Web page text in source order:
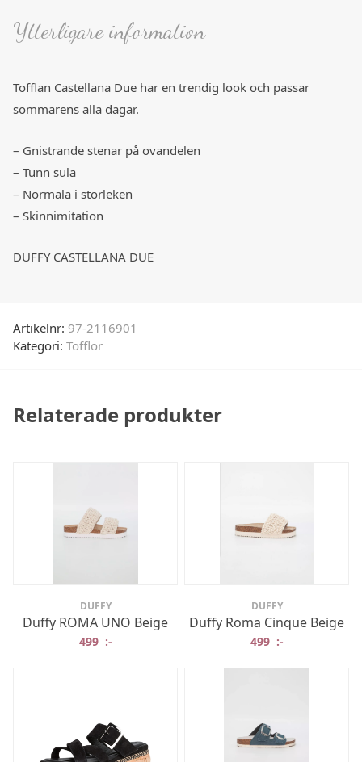
Ytterligare information
Tofflan Castellana Due har en trendig look och passar
sommarens alla dagar.
– Gnistrande stenar på ovandelen
– Tunn sula
– Normala i storleken
– Skinnimitation
DUFFY CASTELLANA DUE
Artikelnr: 97-2116901
Kategori: Tofflor
Relaterade produkter
DUFFY
Duffy ROMA UNO Beige
499 :-
DUFFY
Duffy Roma Cinque Beige
499 :-